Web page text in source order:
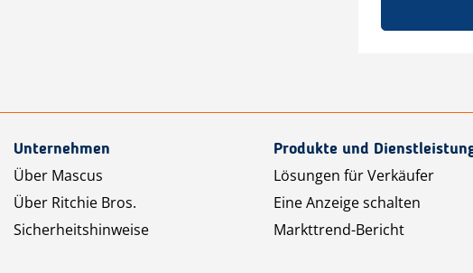
Unternehmen
Über Mascus
Über Ritchie Bros.
Sicherheitshinweise
Produkte und
Lösungen für Verkäufer
Eine Anzeige schalten
Markttrend-Bericht